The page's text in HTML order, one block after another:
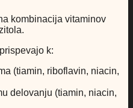
kombinacija vitaminov
k:
(tiamin, riboflavin, niacin,
delovanju (tiamin, niacin,